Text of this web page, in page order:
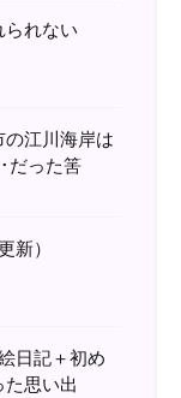
られない
の江川海岸は
だった筈
）
日記＋初め
思い出